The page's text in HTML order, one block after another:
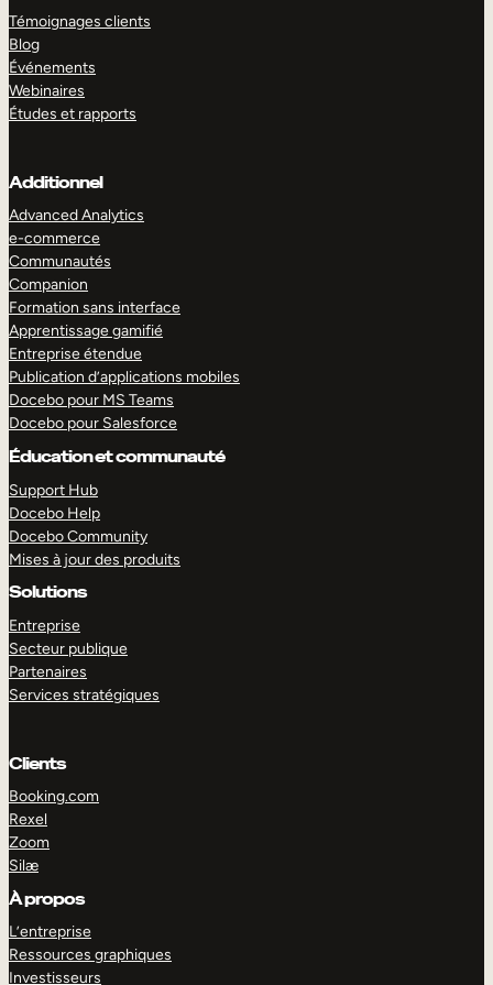
Témoignages clients
Blog
Événements
Webinaires
Études et rapports
Additionnel
Advanced Analytics
e-commerce
Communautés
Companion
Formation sans interface
Apprentissage gamifié
Entreprise étendue
Publication d’applications mobiles
Docebo pour MS Teams
Docebo pour Salesforce
Éducation et communauté
Support Hub
Docebo Help
Docebo Community
Mises à jour des produits
Solutions
Entreprise
Secteur publique
Partenaires
Services stratégiques
Clients
Booking.com
Rexel
Zoom
Silæ
À propos
L’entreprise
Ressources graphiques
Investisseurs